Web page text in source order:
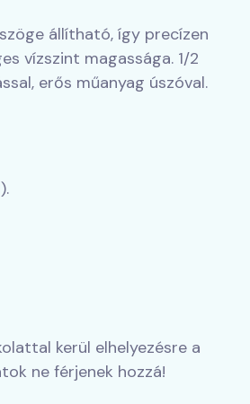
állítható, így precízen
vízszint magassága. 1/2
erős műanyag úszóval.
kerül elhelyezésre a
ne férjenek hozzá!